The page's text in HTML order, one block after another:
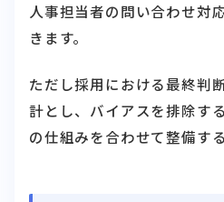
人事担当者の問い合わせ対
きます。
ただし採用における最終判
計とし、バイアスを排除す
の仕組みを合わせて整備す